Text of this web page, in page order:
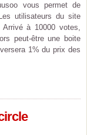
vous permet de
utilisateurs du site
à 10000 votes,
peut-être une boite
1% du prix des